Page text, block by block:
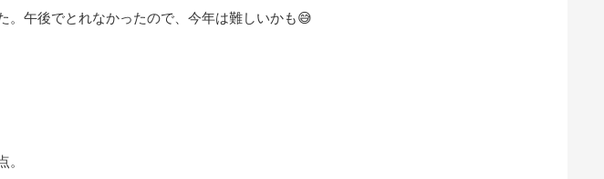
。午後でとれなかったので、今年は難しいかも😅
。